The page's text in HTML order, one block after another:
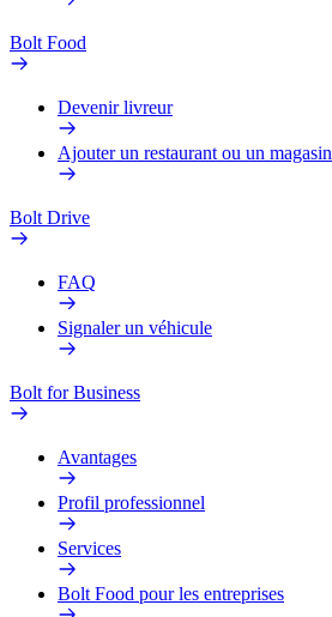
Bolt Food
Devenir livreur
Ajouter un restaurant ou un magasin
Bolt Drive
FAQ
Signaler un véhicule
Bolt for Business
Avantages
Profil professionnel
Services
Bolt Food pour les entreprises